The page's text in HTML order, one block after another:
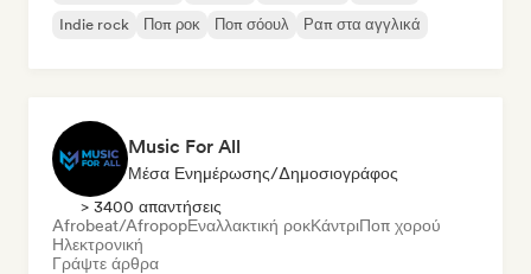
Indie rock
Ποπ ροκ Ποπ σόουλ Ραπ στα αγγλικά
Music For All
Μέσα Ενημέρωσης/Δημοσιογράφος
> 3400 απαντήσεις
Afrobeat/AfropopΕναλλακτική ροκΚάντριΠοπ χορού
Ηλεκτρονική
Γράψτε άρθρα